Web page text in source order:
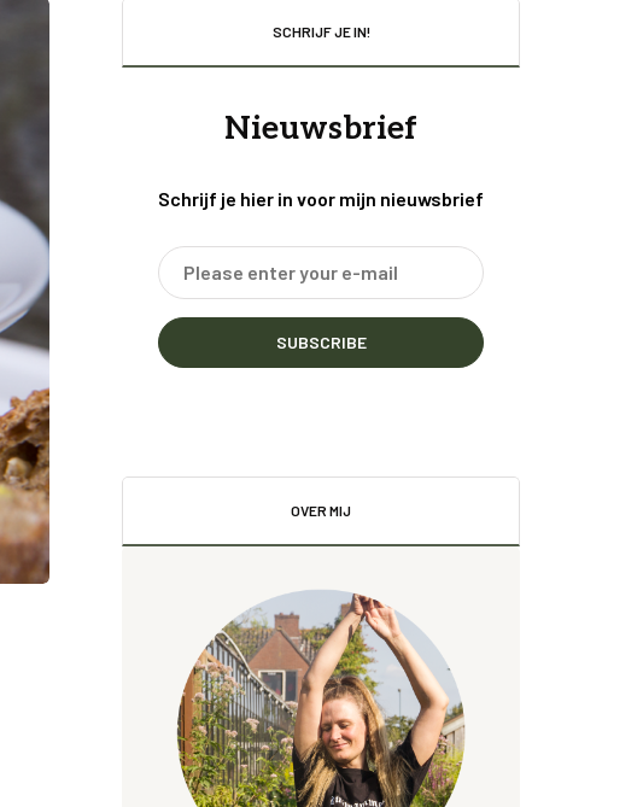
SCHRIJF JE IN!
Nieuwsbrief
Schrijf je hier in voor mijn nieuwsbrief
SUBSCRIBE
OVER MIJ